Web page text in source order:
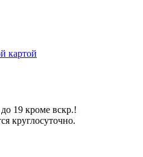
картой
19 кроме вскр.!
круглосуточно.